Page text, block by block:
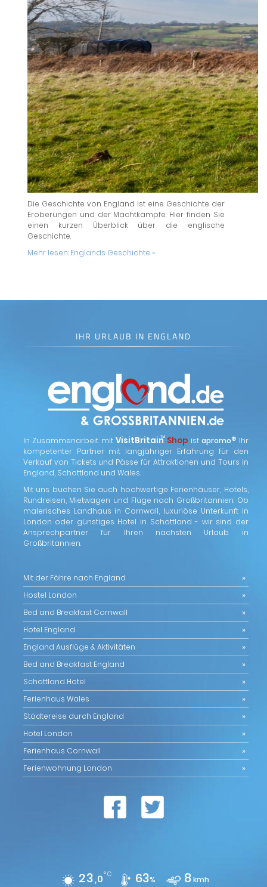
Die Geschichte von England ist eine Geschichte der
Eroberungen und der Machtkämpfe. Hier finden Sie
einen kurzen Überblick über die englische
Geschichte.
Mehr lesen: Englands Geschichte »
IHR URLAUB IN ENGLAND
In Zusammenarbeit mitVisitBritain
™ Shop istapromo® Ihr
kompetenter Partner mit langjähriger Erfahrung für den
Verkauf von Tickets und Pässe für Attraktionen und Tours in
England, Schottland und Wales.
Mit uns buchen Sie auch hochwertige Ferienhäuser, Hotels,
Rundreisen, Mietwagen und Flüge nach Großbritannien. Ob
malerisches Landhaus in Cornwall, luxuriöse Unterkunft in
London oder günstiges Hotel in Schottland - wir sind der
Ansprechpartner für Ihren nächsten Urlaub in
Großbritannien.
Mit der Fähre nach England
Hostel London
Bed and Breakfast Cornwall
Hotel England
England Ausflüge & Aktivitäten
Bed and Breakfast England
Schottland Hotel
Ferienhaus Wales
Städtereise durch England
Hotel London
Ferienhaus Cornwall
Ferienwohnung London
23,0°C 63% 8kmh